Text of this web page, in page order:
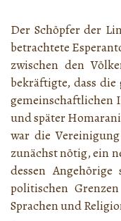
Der Schöpfer der
betrachtete
zwischen den
bekräftigte, dass die
gemeinschaftlichen
und später
war die
zunächst nötig, ein
dessen
politischen
Sprachen und